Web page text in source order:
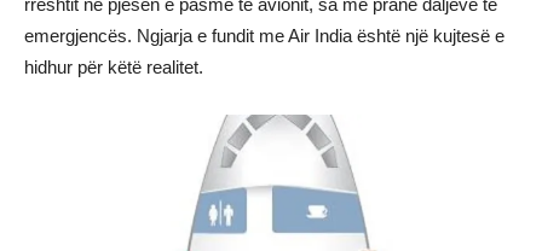
rreshtit në pjesën e pasme të avionit, sa më pranë daljeve të
emergjencës. Ngjarja e fundit me Air India është një kujtesë e
hidhur për këtë realitet.